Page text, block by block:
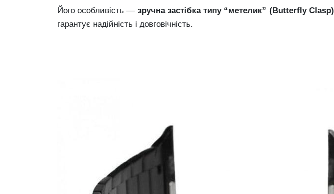
Його особливість — зручна застібка типу “метелик” (Butterfly Clasp)
гарантує надійність і довговічність.